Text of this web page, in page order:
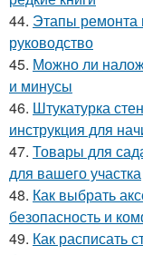
44. Этапы ремонта
руководство
45. Можно ли
и минусы
46. Штукатурка
инструкция для
47. Товары для
для вашего участка
48. Как выбрать
безопасность и
49. Как расписать